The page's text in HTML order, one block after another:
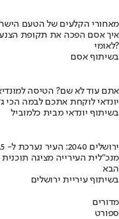
מאחורי הקלעים של הטעם
לאומי?
בשיתוף אסם
אתם עוד לא שם? הטיסה
יונדאי לוקחת אתכם לבמה הכי
בשיתוף יונדאי מבית כלמוביל
ירושלים 2040: העיר נערכת ל- 1.5 מליון תושבים
מנכ"לית העירייה מציגה
הבא
בשיתוף עיריית ירושלים
מדורים
ספורט